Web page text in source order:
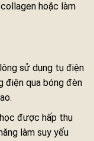
hoặc làm
sử dụng tụ điện
điện qua bóng đèn
được hấp thụ
làm suy yếu